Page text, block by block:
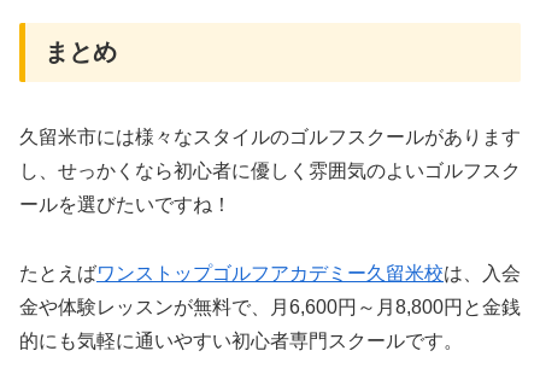
まとめ
久留米市には様々なスタイルのゴルフスクールがあります
し、せっかくなら初心者に優しく雰囲気のよいゴルフスク
ールを選びたいですね！
たとえばワンストップゴルフアカデミー久留米校は、入会
金や体験レッスンが無料で、月6,600円～月8,800円と金銭
的にも気軽に通いやすい初心者専門スクールです。